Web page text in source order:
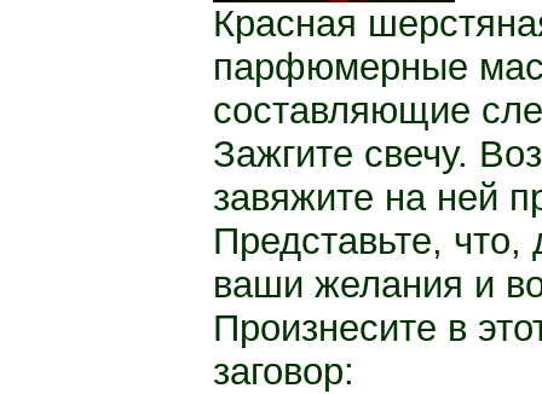
Красная
парфюмерные
составляющие
Зажги­те свечу.
завяжите на ней
Представьте,
ваши желания и
Произнесите в
заговор: